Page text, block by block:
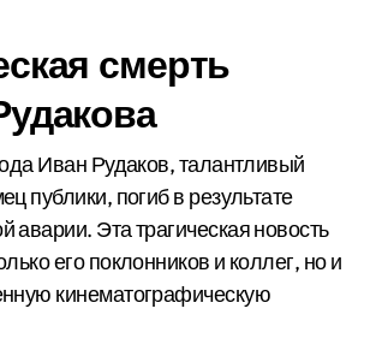
смерть
Иван Рудаков, талантливый
публики, погиб в результате
аварии. Эта трагическая новость
его поклонников и коллег, но и
кинематографическую